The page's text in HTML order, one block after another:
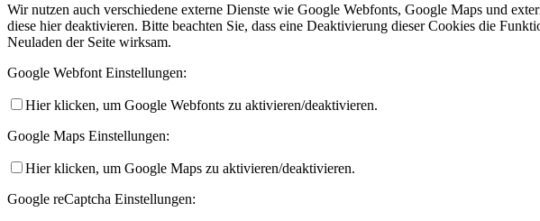
Wir nutzen auch verschiedene externe Dienste wie Google Webfonts, Google Maps und
diese hier deaktivieren. Bitte beachten Sie, dass eine Deaktivierung dieser Cookies die
Neuladen der Seite wirksam.
Google Webfont Einstellungen:
Hier klicken, um Google Webfonts zu aktivieren/deaktivieren.
Google Maps Einstellungen:
Hier klicken, um Google Maps zu aktivieren/deaktivieren.
Google reCaptcha Einstellungen: